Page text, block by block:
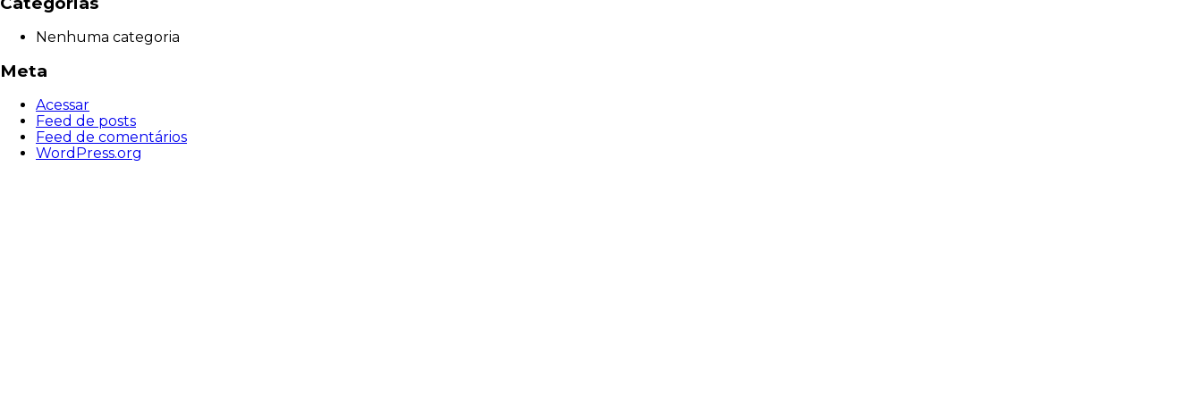
Nenhuma categoria
Meta
Acessar
Feed de posts
Feed de comentários
WordPress.org